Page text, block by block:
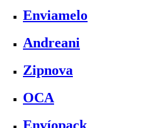
Enviamelo
Andreani
Zipnova
OCA
Envíopack